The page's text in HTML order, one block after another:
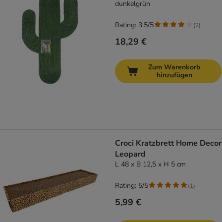
dunkelgrün
18,29 €
Rating: 3.5/5 (2)
Zum Warenkorb
hinzufügen
Croci Kratzbrett Home Decor
Leopard
L 48 x B 12,5 x H 5 cm
5,99 €
Rating: 5/5 (1)